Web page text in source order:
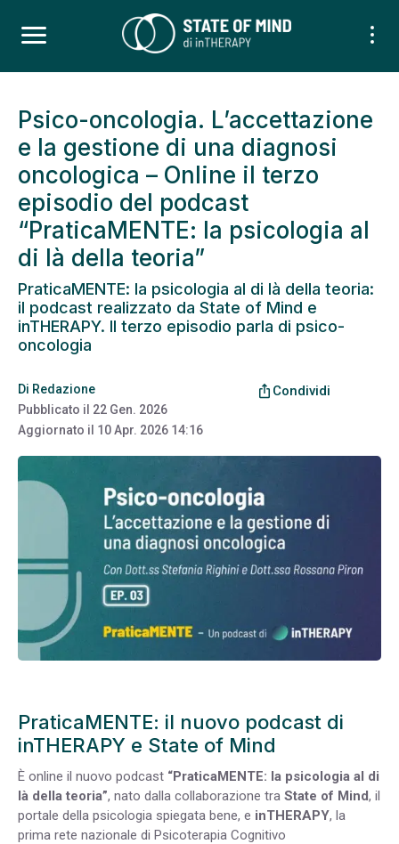
Psico-oncologia. L’accettazione
e la gestione di una diagnosi
oncologica – Online il terzo
episodio del podcast
“PraticaMENTE: la psicologia al
di là della teoria”
PraticaMENTE: la psicologia al di là della teoria:
il podcast realizzato da State of Mind e
inTHERAPY. Il terzo episodio parla di psico-
oncologia
Di Redazione
Pubblicato il 22 Gen. 2026
Aggiornato il 10 Apr. 2026 14:16
ios_share Condividi
PraticaMENTE: il nuovo podcast di
inTHERAPY e State of Mind
È online il nuovo podcast “PraticaMENTE: la psicologia al di
là della teoria”, nato dalla collaborazione tra State of Mind, il
portale della psicologia spiegata bene, e inTHERAPY, la
prima rete nazionale di Psicoterapia Cognitivo